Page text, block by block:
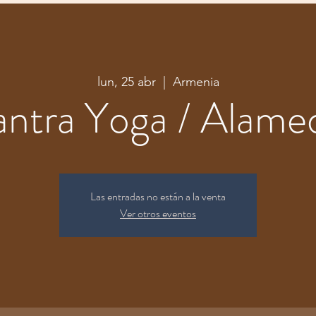
lun, 25 abr
  |
Armenia
Yoga /
Las entradas no están a la venta
Ver otros eventos